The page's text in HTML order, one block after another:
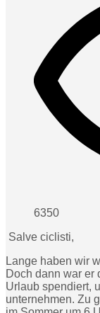
6350
Salve ciclisti,
Lange haben wir
Doch dann war er
Urlaub spendiert,
unternehmen. Zu